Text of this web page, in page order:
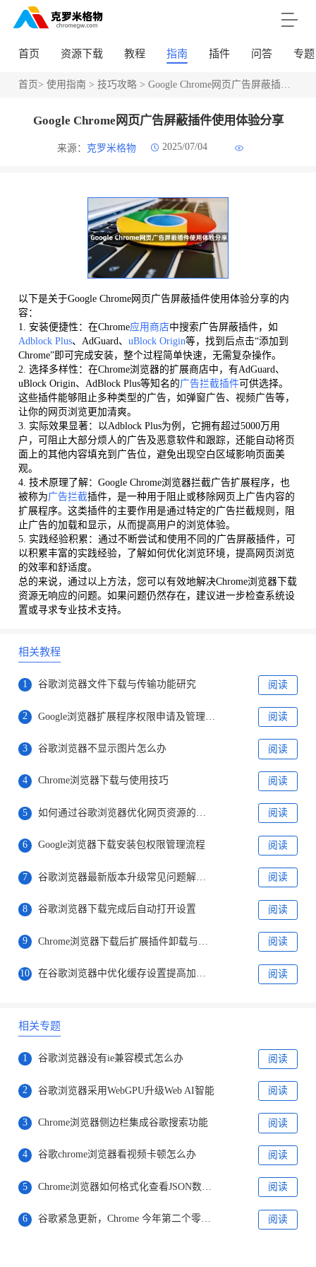
首页 资源下载 教程 指南 插件 问答 专题
首页> 使用指南 > 技巧攻略> Google Chrome网页广告屏蔽插件使用体验分享
Google Chrome网页广告屏蔽插件使用体验分享
来源： 克罗米格物 2025/07/04
以下是关于Google Chrome网页广告屏蔽插件使用体验分享的内
容：
1. 安装便捷性：在Chrome应用商店中搜索广告屏蔽插件，如
Adblock Plus、AdGuard、 uBlock Origin等，找到后点击“添加到
Chrome”即可完成安装，整个过程简单快速，无需复杂操作。
2. 选择多样性：在Chrome浏览器的扩展商店中，有AdGuard、
uBlock Origin、AdBlock Plus等知名的广告拦截插件可供选择。
这些插件能够阻止多种类型的广告，如弹窗广告、视频广告等，
让你的网页浏览更加清爽。
3. 实际效果显著：以Adblock Plus为例，它拥有超过5000万用
户，可阻止大部分烦人的广告及恶意软件和跟踪，还能自动将页
面上的其他内容填充到广告位，避免出现空白区域影响页面美
观。
4. 技术原理了解：Google Chrome浏览器拦截广告扩展程序，也
被称为广告拦截插件，是一种用于阻止或移除网页上广告内容的
扩展程序。这类插件的主要作用是通过特定的广告拦截规则，阻
止广告的加载和显示，从而提高用户的浏览体验。
5. 实践经验积累：通过不断尝试和使用不同的广告屏蔽插件，可
以积累丰富的实践经验，了解如何优化浏览环境，提高网页浏览
的效率和舒适度。
总的来说，通过以上方法，您可以有效地解决Chrome浏览器下载
资源无响应的问题。如果问题仍然存在，建议进一步检查系统设
置或寻求专业技术支持。
相关教程
1 谷歌浏览器文件下载与传输功能研究 阅读
2 阅读
3 谷歌浏览器不显示图片怎么办 阅读
4 Chrome浏览器下载与使用技巧 阅读
5 阅读
6 Google浏览器下载安装包权限管理流程 阅读
7 谷歌浏览器最新版本升级常见问题解决方案 阅读
8 谷歌浏览器下载完成后自动打开设置 阅读
9 阅读
10 在谷歌浏览器中优化缓存设置提高加载速度 阅读
相关专题
1 谷歌浏览器没有ie兼容模式怎么办 阅读
2 谷歌浏览器采用WebGPU升级Web AI智能 阅读
3 Chrome浏览器侧边栏集成谷歌搜索功能 阅读
4 谷歌chrome浏览器看视频卡顿怎么办 阅读
5 阅读
6 谷歌紧急更新，Chrome 今年第二个零日漏洞曝光！ 阅读